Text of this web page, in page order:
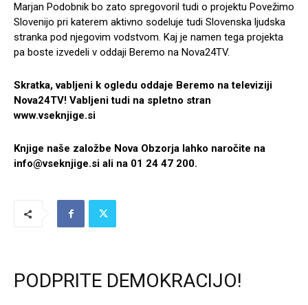
Marjan Podobnik bo zato spregovoril tudi o projektu Povežimo
Slovenijo pri katerem aktivno sodeluje tudi Slovenska ljudska
stranka pod njegovim vodstvom. Kaj je namen tega projekta
pa boste izvedeli v oddaji Beremo na Nova24TV.
Skratka, vabljeni k ogledu oddaje Beremo na televiziji
Nova24TV! Vabljeni tudi na spletno stran
www.vseknjige.si
Knjige naše založbe Nova Obzorja lahko naročite na
info@vseknjige.si ali na 01 24 47 200.
PODPRITE DEMOKRACIJO!